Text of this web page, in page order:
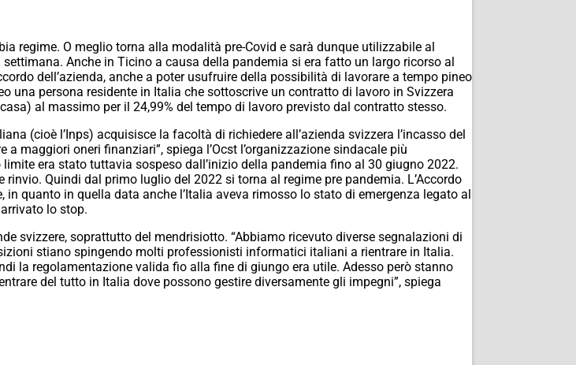
regime. O meglio torna alla modalità pre-Covid e sarà dunque utilizzabile al
Anche in Ticino a causa della pandemia si era fatto un largo ricorso al
dell’azienda, anche a poter usufruire della possibilità di lavorare a tempo pineo
una persona residente in Italia che sottoscrive un contratto di lavoro in Svizzera
al massimo per il 24,99% del tempo di lavoro previsto dal contratto stesso.
(cioè l’Inps) acquisisce la facoltà di richiedere all’azienda svizzera l’incasso del
maggiori oneri finanziari”, spiega l’Ocst l’organizzazione sindacale più
era stato tuttavia sospeso dall’inizio della pandemia fino al 30 giugno 2022.
Quindi dal primo luglio del 2022 si torna al regime pre pandemia. L’Accordo
quanto in quella data anche l’Italia aveva rimosso lo stato di emergenza legato al
lo stop.
svizzere, soprattutto del mendrisiotto. “Abbiamo ricevuto diverse segnalazioni di
stiano spingendo molti professionisti informatici italiani a rientrare in Italia.
la regolamentazione valida fio alla fine di giungo era utile. Adesso però stanno
del tutto in Italia dove possono gestire diversamente gli impegni”, spiega